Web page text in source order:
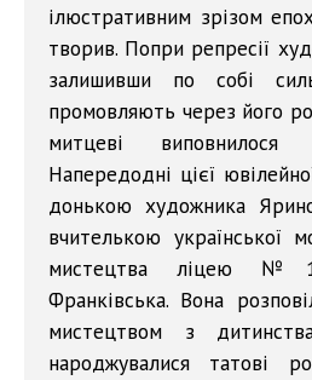
ілюстративним зрізом
творив. Попри репресії
залишивши по собі
промовляють через його
митцеві
Напередодні цієї
донькою художника
вчителькою української
мистецтва ліцею
Франківська. Вона
мистецтвом з
народжувалися татові